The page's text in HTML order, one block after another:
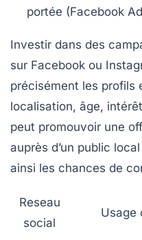
portée (Facebook
Investir dans des
sur Facebook ou
précisément les profils
localisation, âge,
peut promouvoir une
auprès d’un public
ainsi les chances de
Reseau
social
Usage